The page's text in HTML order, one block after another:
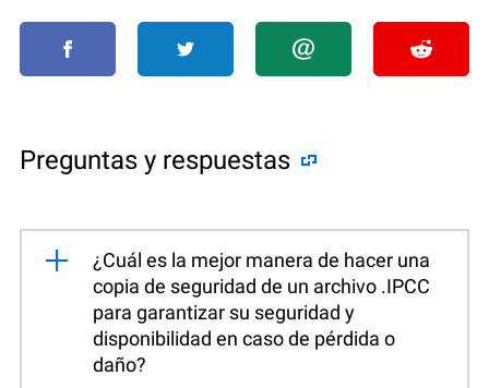
Preguntas y respuestas
¿Cuál es la mejor manera de hacer una
copia de seguridad de un archivo .IPCC
para garantizar su seguridad y
disponibilidad en caso de pérdida o
daño?